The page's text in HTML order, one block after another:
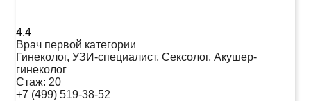
4.4
Врач первой категории
Гинеколог, УЗИ-специалист, Сексолог, Акушер-
гинеколог
Стаж: 20
+7 (499) 519-38-52